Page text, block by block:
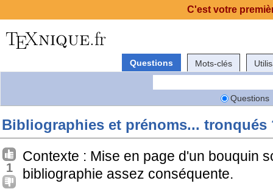
Questions Mots-clés
Questions
Bibliographies et prénoms... tronqués
1
Contexte : Mise en page d'un bouquin
bibliographie assez conséquente.
C'est votre